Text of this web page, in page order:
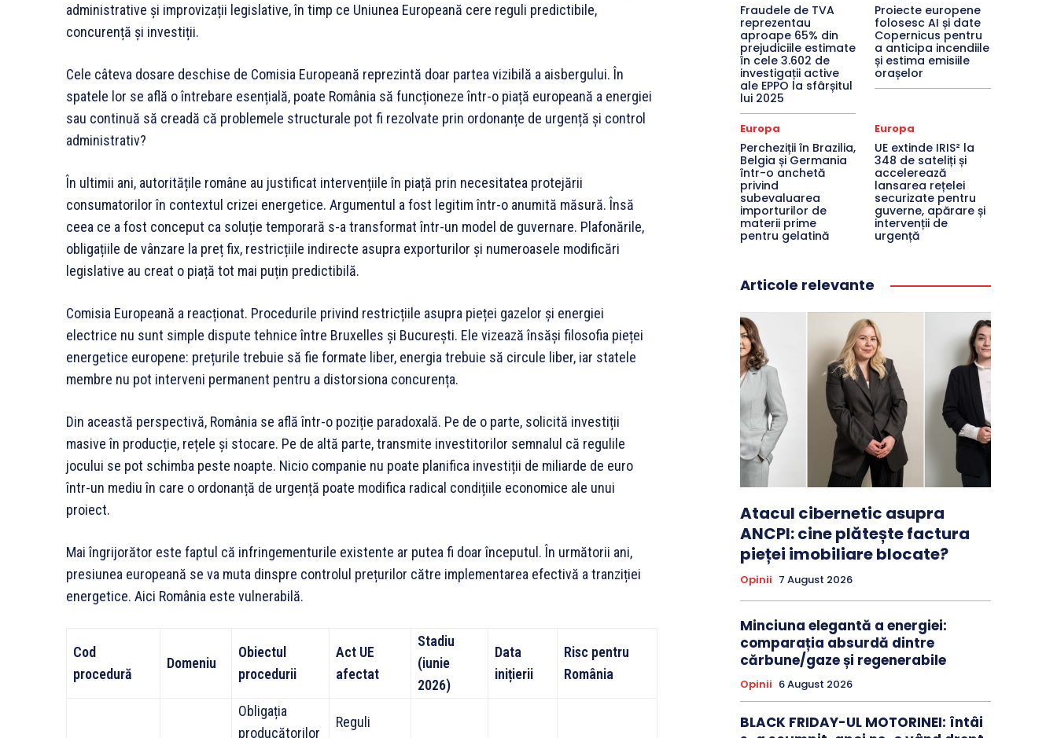
administrative și improvizații legislative, în timp ce Uniunea Europeană cere reguli predictibile,
concurență și investiții.
Cele câteva dosare deschise de Comisia Europeană reprezintă doar partea vizibilă a aisbergului. În
spatele lor se află o întrebare esențială, poate România să funcționeze într-o piață europeană a energiei
sau continuă să creadă că problemele structurale pot fi rezolvate prin ordonanțe de urgență și control
administrativ?
În ultimii ani, autoritățile române au justificat intervențiile în piață prin necesitatea protejării
consumatorilor în contextul crizei energetice. Argumentul a fost legitim într-o anumită măsură. Însă
ceea ce a fost conceput ca soluție temporară s-a transformat într-un model de guvernare. Plafonările,
obligațiile de vânzare la preț fix, restricțiile indirecte asupra exporturilor și numeroasele modificări
legislative au creat o piață tot mai puțin predictibilă.
Comisia Europeană a reacționat. Procedurile privind restricțiile asupra pieței gazelor și energiei
electrice nu sunt simple dispute tehnice între Bruxelles și București. Ele vizează însăși filosofia pieței
energetice europene: prețurile trebuie să fie formate liber, energia trebuie să circule liber, iar statele
membre nu pot interveni permanent pentru a distorsiona concurența.
Din această perspectivă, România se află într-o poziție paradoxală. Pe de o parte, solicită investiții
masive în producție, rețele și stocare. Pe de altă parte, transmite investitorilor semnalul că regulile
jocului se pot schimba peste noapte. Nicio companie nu poate planifica investiții de miliarde de euro
într-un mediu în care o ordonanță de urgență poate modifica radical condițiile economice ale unui
proiect.
Mai îngrijorător este faptul că infringementurile existente ar putea fi doar începutul. În următorii ani,
presiunea europeană se va muta dinspre controlul prețurilor către implementarea efectivă a tranziției
energetice. Aici România este vulnerabilă.
Cod
procedură
Domeniu
Obiectul
procedurii
Act UE
afectat
Stadiu
(iunie
2026)
Data
inițierii
Risc pentru
România
Obligația
producătorilor
Reguli
Fraudele de TVA
reprezentau
aproape 65% din
prejudiciile estimate
în cele 3.602 de
investigații active
ale EPPO la sfârșitul
lui 2025
Proiecte europene
folosesc AI și date
Copernicus pentru
a anticipa incendiile
și estima emisiile
orașelor
Europa
Percheziții în Brazilia,
Belgia și Germania
într-o anchetă
privind
subevaluarea
importurilor de
materii prime
pentru gelatină
Europa
UE extinde IRIS² la
348 de sateliți și
accelerează
lansarea rețelei
securizate pentru
guverne, apărare și
intervenții de
urgență
Articole relevante
Atacul cibernetic asupra
ANCPI: cine plătește factura
pieței imobiliare blocate?
Opinii 7 August 2026
Minciuna elegantă a energiei:
comparația absurdă dintre
cărbune/gaze și regenerabile
Opinii 6 August 2026
BLACK FRIDAY-UL MOTORINEI: întâi